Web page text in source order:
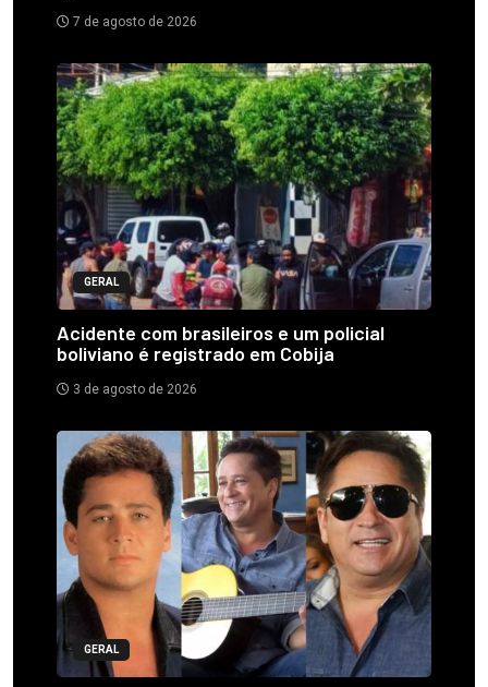
7 de agosto de 2026
GERAL
Acidente com brasileiros e um policial
boliviano é registrado em Cobija
3 de agosto de 2026
GERAL